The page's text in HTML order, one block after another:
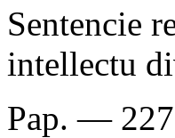
Sentencie
intellectu
Pap. —